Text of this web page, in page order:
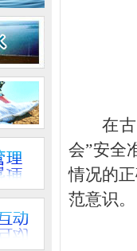
在
会”安全
情况的
范意识。